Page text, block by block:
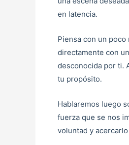
en latencia.
Piensa con un
directamente con
desconocida por ti.
tu propósito.
Hablaremos luego
fuerza que se nos
voluntad y